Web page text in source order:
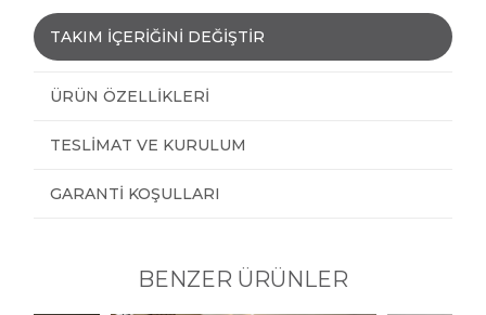
TAKIM İÇERİĞİNİ DEĞİŞTİR
ÜRÜN ÖZELLIKLERI
TESLIMAT VE KURULUM
GARANTI KOŞULLARI
BENZER ÜRÜNLER